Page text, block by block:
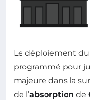
Le déploiement
programmé pour
majeure dans la
de l’absorption de